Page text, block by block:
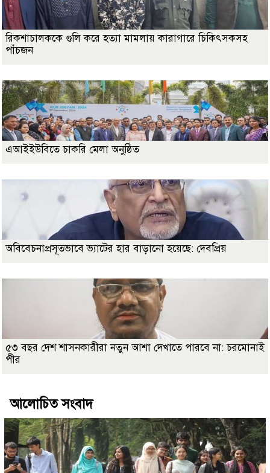
রিকশাচালককে গুলি করে হত্যা মামলায় কারাগারে চিকিৎসকসহ
পাঁচজন
এআইইউবিতে চাকরি মেলা অনুষ্ঠিত
অবিবেচনাপ্রসূতভাবে ভ্যাটের হার বাড়ানো হয়েছে: দেবপ্রিয়
৫৩ বছর দেশ শাসনকারীরা নতুন আশা দেখাতে পারবে না: চরমোনাই
পীর
আলোচিত সংবাদ